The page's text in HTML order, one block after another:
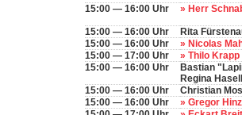
15:00 — 16:00 Uhr
» Herr
15:00 — 16:00 Uhr
Rita
15:00 — 16:00 Uhr
» Nicolas
15:00 — 17:00 Uhr
» Thilo Krapp
15:00 — 16:00 Uhr
Bastian
Regina
15:00 — 16:00 Uhr
Christian
15:00 — 16:00 Uhr
» Gregor